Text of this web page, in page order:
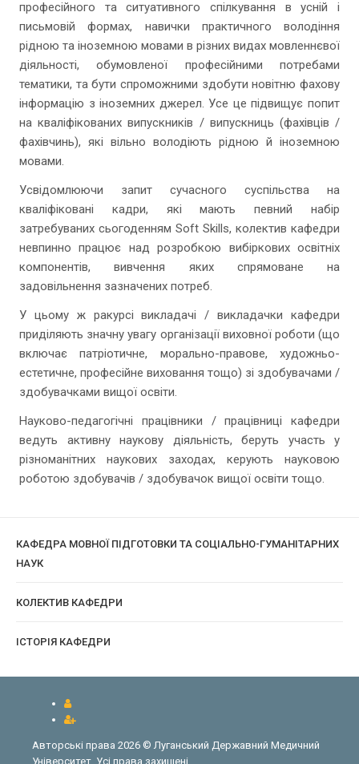
професійного та ситуативного спілкування в усній і
письмовій формах, навички практичного володіння
рідною та іноземною мовами в різних видах мовленнєвої
діяльності, обумовленої професійними потребами
тематики, та бути спроможними здобути новітню фахову
інформацію з іноземних джерел. Усе це підвищує попит
на кваліфікованих випускників / випускниць (фахівців /
фахівчинь), які вільно володіють рідною й іноземною
мовами.
Усвідомлюючи запит сучасного суспільства на
кваліфіковані кадри, які мають певний набір
затребуваних сьогоденням Soft Skills, колектив кафедри
невпинно працює над розробкою вибіркових освітніх
компонентів, вивчення яких спрямоване на
задовільнення зазначених потреб.
У цьому ж ракурсі викладачі / викладачки кафедри
приділяють значну увагу організації виховної роботи (що
включає патріотичне, морально-правове, художньо-
естетичне, професійне виховання тощо) зі здобувачами /
здобувачками вищої освіти.
Науково-педагогічні працівники / працівниці кафедри
ведуть активну наукову діяльність, беруть участь у
різноманітних наукових заходах, керують науковою
роботою здобувачів / здобувачок вищої освіти тощо.
КАФЕДРА МОВНОЇ ПІДГОТОВКИ ТА СОЦІАЛЬНО-ГУМАНІТАРНИХ
НАУК
КОЛЕКТИВ КАФЕДРИ
ІСТОРІЯ КАФЕДРИ
Авторські права 2026 © Луганський Державний Медичний
Університет. Усі права захищені.